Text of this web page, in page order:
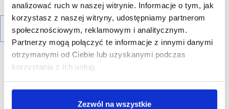
analizować ruch w naszej witrynie. Informacje o tym, jak
korzystasz z naszej witryny, udostępniamy partnerom
społecznościowym, reklamowym i analitycznym.
Partnerzy mogą połączyć te informacje z innymi danymi
otrzymanymi od Ciebie lub uzyskanymi podczas
korzystania z ich usług.
Zezwól na wszystkie
R E K L A M A